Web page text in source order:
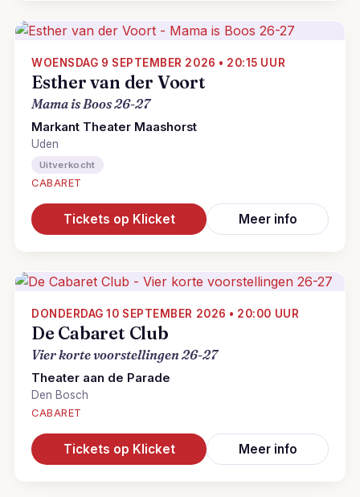
WOENSDAG 9 SEPTEMBER 2026 • 20:15 UUR
Esther van der Voort
Mama is Boos 26-27
Markant Theater Maashorst
Uden
Uitverkocht
CABARET
Tickets op Klicket Meer info
DONDERDAG 10 SEPTEMBER 2026 • 20:00 UUR
De Cabaret Club
Vier korte voorstellingen 26-27
Theater aan de Parade
Den Bosch
CABARET
Tickets op Klicket Meer info